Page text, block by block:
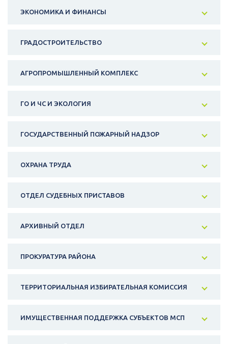
ЭКОНОМИКА И ФИНАНСЫ
ГРАДОСТРОИТЕЛЬСТВО
АГРОПРОМЫШЛЕННЫЙ КОМПЛЕКС
ГО И ЧС И ЭКОЛОГИЯ
ГОСУДАРСТВЕННЫЙ ПОЖАРНЫЙ НАДЗОР
ОХРАНА ТРУДА
ОТДЕЛ СУДЕБНЫХ ПРИСТАВОВ
АРХИВНЫЙ ОТДЕЛ
ПРОКУРАТУРА РАЙОНА
ТЕРРИТОРИАЛЬНАЯ ИЗБИРАТЕЛЬНАЯ КОМИССИЯ
ИМУЩЕСТВЕННАЯ ПОДДЕРЖКА СУБЪЕКТОВ МСП